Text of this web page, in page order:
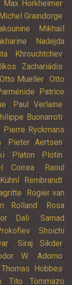
Max Horkheimer,
Michel Graindorge,
,
Mikhaïl
,
Nadejda
Khrouchtchev,
Zachariádis,
Otto Mueller, Otto
, Patrice
, Paul Verlaine,
Buonarroti,
Pierre Ryckmans
, Pieter Aertsen,
, Platon, Plotin,
Correa,
Raoul
, Rembrandt,
, Rogier van
Rolland ,
Rosa
Dali,Samad
,Shoichi
, Siraj Sikder,
W. Adorno,
Thomas Hobbes,
, Tito, Tommazo